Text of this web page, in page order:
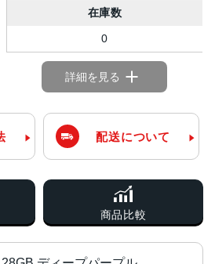
在庫数
0
詳細を見る
配送について
商品比較